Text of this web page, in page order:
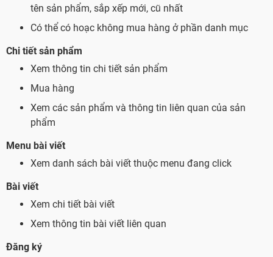
tên sản phẩm, sắp xếp mới, cũ nhất
Có thể có hoạc không mua hàng ở phần danh mục
Chi tiết sản phẩm
Xem thông tin chi tiết sản phẩm
Mua hàng
Xem các sản phẩm và thông tin liên quan của sản
phẩm
Menu bài viết
Xem danh sách bài viết thuộc menu đang click
Bài viết
Xem chi tiết bài viết
Xem thông tin bài viết liên quan
Đăng ký